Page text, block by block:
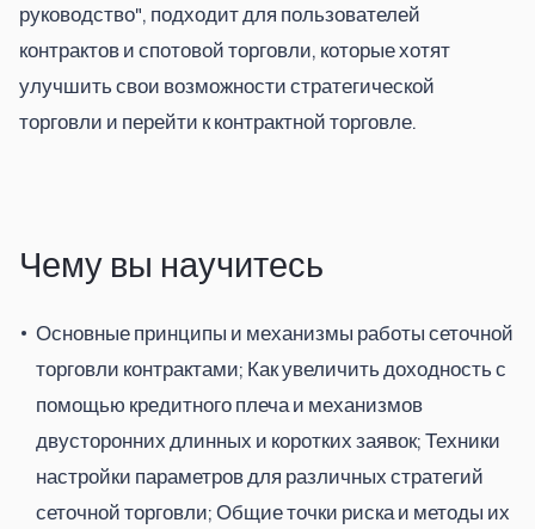
руководство", подходит для пользователей
контрактов и спотовой торговли, которые хотят
улучшить свои возможности стратегической
торговли и перейти к контрактной торговле.
Чему вы научитесь
Основные принципы и механизмы работы сеточной
торговли контрактами; Как увеличить доходность с
помощью кредитного плеча и механизмов
двусторонних длинных и коротких заявок; Техники
настройки параметров для различных стратегий
сеточной торговли; Общие точки риска и методы их